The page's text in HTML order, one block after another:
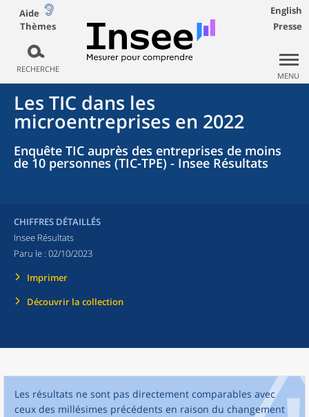
Aide
Thèmes
RECHERCHE
English
Presse
MENU
Les TIC dans les
microentreprises en 2022
Enquête TIC auprès des entreprises de moins
de 10 personnes (TIC-TPE) - Insee Résultats
CHIFFRES DÉTAILLÉS
Insee Résultats
Paru le : 02/10/2023
Imprimer
Découvrir la collection
Les résultats ne sont pas directement comparables avec
ceux des millésimes précédents en raison du changement